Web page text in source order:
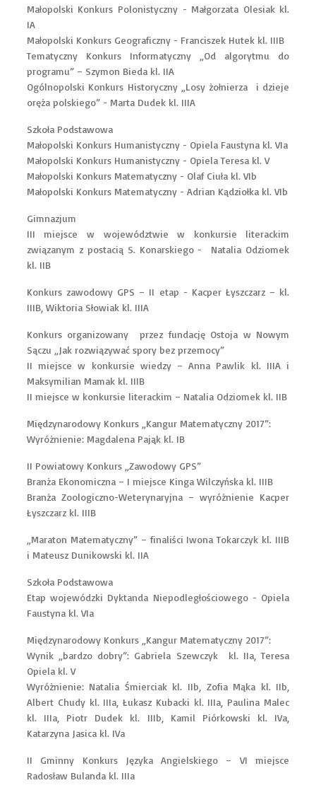
Małopolski Konkurs Polonistyczny - Małgorzata Olesiak kl.
IA
Małopolski Konkurs Geograficzny - Franciszek Hutek kl. IIIB
Tematyczny Konkurs Informatyczny „Od algorytmu do
programu” – Szymon Bieda kl. IIA
Ogólnopolski Konkurs Historyczny „Losy żołnierza i dzieje
oręża polskiego” - Marta Dudek kl. IIIA
Szkoła Podstawowa
Małopolski Konkurs Humanistyczny - Opiela Faustyna kl. VIa
Małopolski Konkurs Humanistyczny - Opiela Teresa kl. V
Małopolski Konkurs Matematyczny - Olaf Ciuła kl. VIb
Małopolski Konkurs Matematyczny - Adrian Kądziołka kl. VIb
Gimnazjum
III miejsce w województwie w konkursie literackim
związanym z postacią S. Konarskiego - Natalia Odziomek
kl. IIB
Konkurs zawodowy GPS – II etap - Kacper Łyszczarz – kl.
IIIB, Wiktoria Słowiak kl. IIIA
Konkurs organizowany przez fundację Ostoja w Nowym
Sączu „Jak rozwiązywać spory bez przemocy”
II miejsce w konkursie wiedzy – Anna Pawlik kl. IIIA i
Maksymilian Mamak kl. IIIB
II miejsce w konkursie literackim – Natalia Odziomek kl. IIB
Międzynarodowy Konkurs „Kangur Matematyczny 2017”:
Wyróżnienie: Magdalena Pająk kl. IB
II Powiatowy Konkurs „Zawodowy GPS”
Branża Ekonomiczna – I miejsce Kinga Wilczyńska kl. IIIB
Branża Zoologiczno-Weterynaryjna – wyróżnienie Kacper
Łyszczarz kl. IIIB
„Maraton Matematyczny” – finaliści Iwona Tokarczyk kl. IIIB
i Mateusz Dunikowski kl. IIA
Szkoła Podstawowa
Etap wojewódzki Dyktanda Niepodległościowego - Opiela
Faustyna kl. VIa
Międzynarodowy Konkurs „Kangur Matematyczny 2017”:
Wynik „bardzo dobry”: Gabriela Szewczyk kl. IIa, Teresa
Opiela kl. V
Wyróżnienie: Natalia Śmierciak kl. IIb, Zofia Mąka kl. IIb,
Albert Chudy kl. IIIa, Łukasz Kubacki kl. IIIa, Paulina Malec
kl. IIIa, Piotr Dudek kl. IIIb, Kamil Piórkowski kl. IVa,
Katarzyna Jasica kl. IVa
II Gminny Konkurs Języka Angielskiego – VI miejsce
Radosław Bulanda kl. IIIa